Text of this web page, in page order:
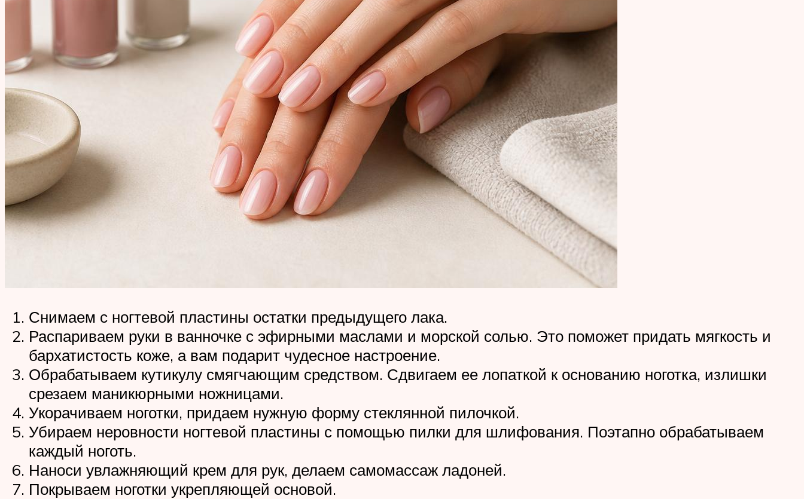
Снимаем с ногтевой пластины остатки предыдущего лака.
Распариваем руки в ванночке с эфирными маслами и морской солью. Это поможет придать мягкость и
бархатистость коже, а вам подарит чудесное настроение.
Обрабатываем кутикулу смягчающим средством. Сдвигаем ее лопаткой к основанию ноготка, излишки
срезаем маникюрными ножницами.
Укорачиваем ноготки, придаем нужную форму стеклянной пилочкой.
Убираем неровности ногтевой пластины с помощью пилки для шлифования. Поэтапно обрабатываем
каждый ноготь.
Наноси увлажняющий крем для рук, делаем самомассаж ладоней.
Покрываем ноготки укрепляющей основой.